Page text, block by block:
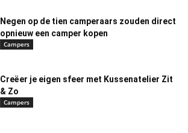
Negen op de tien camperaars zouden direct
opnieuw een camper kopen
Campers
Creëer je eigen sfeer met Kussenatelier Zit
& Zo
Campers